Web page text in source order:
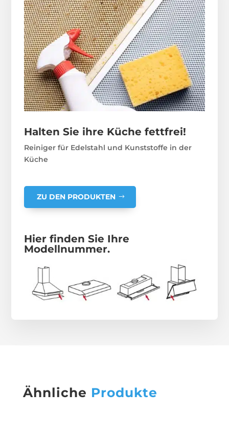
Halten Sie ihre Küche fettfrei!
Reiniger für Edelstahl und Kunststoffe in der
Küche
ZU DEN PRODUKTEN
Hier finden Sie Ihre
Modellnummer.
Ähnliche Produkte